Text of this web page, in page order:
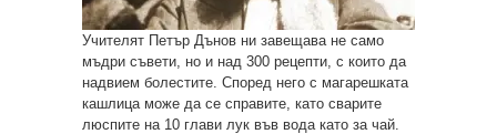
Учителят Петър Дънов ни завещава не само
мъдри съвети, но и над 300 рецепти, с които да
надвием болестите. Според него с магарешката
кашлица може да се справите, като сварите
люспите на 10 глави лук във вода като за чай.